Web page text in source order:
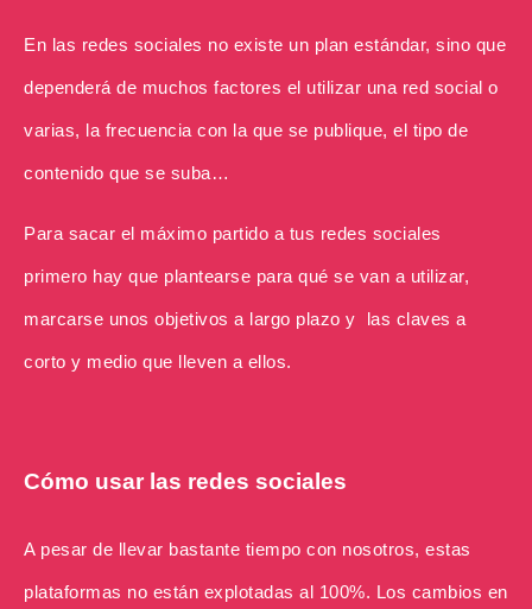
En las redes sociales no existe un plan estándar, sino que
dependerá de muchos factores el utilizar una red social o
varias, la frecuencia con la que se publique, el tipo de
contenido que se suba…
Para sacar el máximo partido a tus redes sociales
primero hay que plantearse para qué se van a utilizar,
marcarse unos objetivos a largo plazo y las claves a
corto y medio que lleven a ellos.
Cómo usar las redes sociales
A pesar de llevar bastante tiempo con nosotros, estas
plataformas no están explotadas al 100%. Los cambios en